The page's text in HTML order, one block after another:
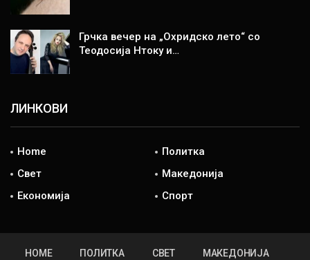
Грчка вечер на „Охридско лето“ со
Теодосија Нтоку и…
ЛИНКОВИ
Home
Политка
Свет
Македонија
Економија
Спорт
HOME ПОЛИТКА СВЕТ МАКЕДОНИЈА